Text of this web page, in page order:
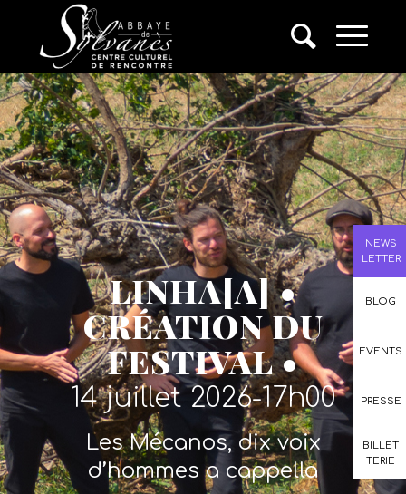
NEWS
LETTER
BLOG
EVENTS
PRESSE
BILLET
TERIE
LINHA[A] •
CRÉATION DU
FESTIVAL •
14 juillet 2026-17h00
Les Mécanos, dix voix
d’hommes a cappella